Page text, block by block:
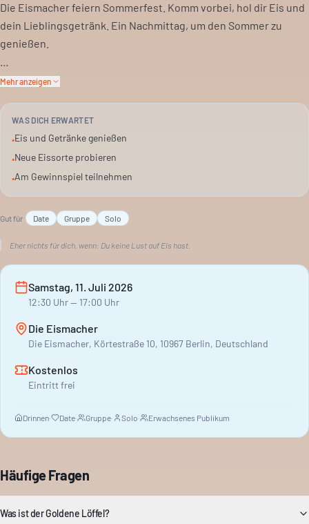
Die Eismacher feiern Sommerfest. Komm vorbei, hol dir Eis und
dein Lieblingsgetränk. Ein Nachmittag, um den Sommer zu
genießen.
Dieses Jahr gibt es den Goldenen Löffel zu gewinnen. Wer
Regeln dazu gibt es vor Ort.
Außerdem stellen sie eine neue Eissorte vor. Die kannst du
Mehr anzeigen
WAS DICH ERWARTET
•Eis und Getränke genießen
•Neue Eissorte probieren
•Am Gewinnspiel teilnehmen
Gut für Date Gruppe Solo
Eher nichts für dich, wenn: Du keine Lust auf Eis hast.
Samstag, 11. Juli 2026
12:30 Uhr— 17:00 Uhr
Die Eismacher
Die Eismacher, Körtestraße 10, 10967 Berlin, Deutschland
Kostenlos
Eintritt frei
Drinnen· Date· Gruppe· Solo· Erwachsenes Publikum
Häufige Fragen
Was ist der Goldene Löffel?